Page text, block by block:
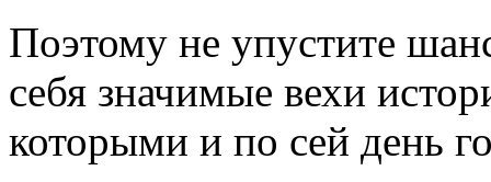
Поэтому не упустите
себя значимые вехи
которыми и по сей день